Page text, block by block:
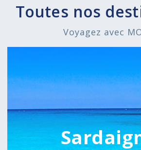
Toutes nos
Voyagez avec